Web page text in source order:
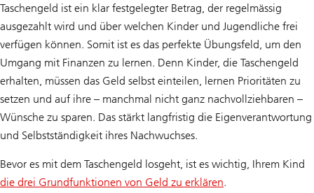
Taschengeld ist ein klar festgelegter Betrag, der regelmässig
ausgezahlt wird und über welchen Kinder und Jugendliche frei
verfügen können. Somit ist es das perfekte Übungsfeld, um den
Umgang mit Finanzen zu lernen. Denn Kinder, die Taschengeld
erhalten, müssen das Geld selbst einteilen, lernen Prioritäten zu
setzen und auf ihre – manchmal nicht ganz nachvollziehbaren –
Wünsche zu sparen. Das stärkt langfristig die Eigenverantwortung
und Selbstständigkeit ihres Nachwuchses.
Bevor es mit dem Taschengeld losgeht, ist es wichtig, Ihrem Kind
die drei Grundfunktionen von Geld zu erklären.